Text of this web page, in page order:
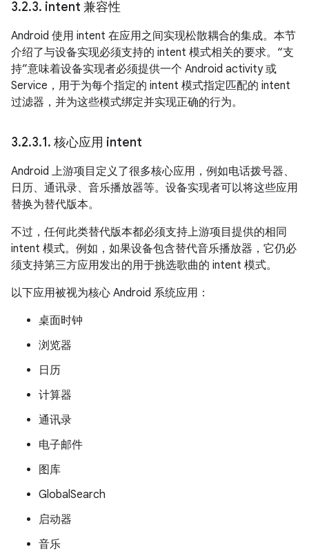
3.2.3. intent 兼容性
Android 使用 intent 在应用之间实现松散耦合的集成。本节
介绍了与设备实现必须支持的 intent 模式相关的要求。“支
持”意味着设备实现者必须提供一个 Android activity 或
Service，用于为每个指定的 intent 模式指定匹配的 intent
过滤器，并为这些模式绑定并实现正确的行为。
3.2.3.1. 核心应用 intent
Android 上游项目定义了很多核心应用，例如电话拨号器、
日历、通讯录、音乐播放器等。设备实现者可以将这些应用
替换为替代版本。
不过，任何此类替代版本都必须支持上游项目提供的相同
intent 模式。例如，如果设备包含替代音乐播放器，它仍必
须支持第三方应用发出的用于挑选歌曲的 intent 模式。
以下应用被视为核心 Android 系统应用：
桌面时钟
浏览器
日历
计算器
通讯录
电子邮件
图库
GlobalSearch
启动器
音乐